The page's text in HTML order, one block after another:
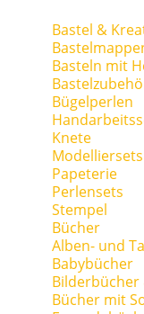
Bastel &
Basteln mit
Bügelperlen
Knete
Modelliersets
Papeterie
Perlensets
Stempel
Bücher
Alben- und
Babybücher
Bilderbücher
Bücher mit